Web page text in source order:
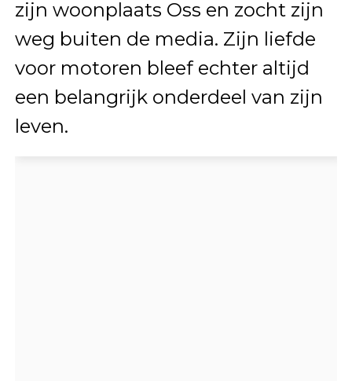
zijn woonplaats Oss en zocht zijn
weg buiten de media. Zijn liefde
voor motoren bleef echter altijd
een belangrijk onderdeel van zijn
leven.